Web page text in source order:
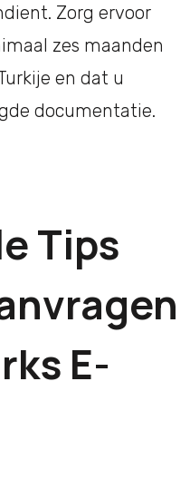
Zorg ervoor
zes maanden
en dat u
documentatie.
Tips
E-